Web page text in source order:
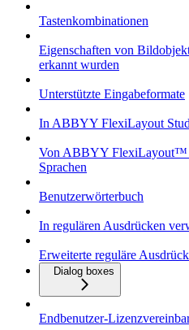
Tastenkombinationen
Eigenschaften von
erkannt wurden
Unterstützte Eingabeformate
In ABBYY FlexiLayout
Von ABBYY FlexiLayout™
Sprachen
Benutzerwörterbuch
In regulären Ausdrücken
Erweiterte reguläre
Dialog boxes
Endbenutzer-